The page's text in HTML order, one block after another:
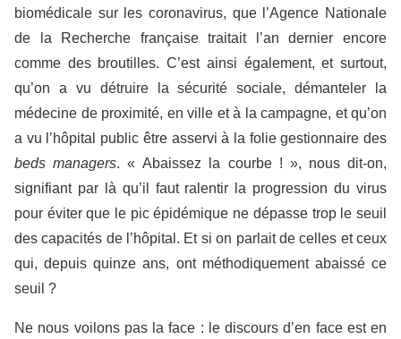
biomédicale sur les coronavirus, que l’Agence Nationale
de la Recherche française traitait l’an dernier encore
comme des broutilles. C’est ainsi également, et surtout,
qu’on a vu détruire la sécurité sociale, démanteler la
médecine de proximité, en ville et à la campagne, et qu’on
a vu l’hôpital public être asservi à la folie gestionnaire des
beds managers. « Abaissez la courbe ! », nous dit-on,
signifiant par là qu’il faut ralentir la progression du virus
pour éviter que le pic épidémique ne dépasse trop le seuil
des capacités de l’hôpital. Et si on parlait de celles et ceux
qui, depuis quinze ans, ont méthodiquement abaissé ce
seuil ?
Ne nous voilons pas la face : le discours d’en face est en